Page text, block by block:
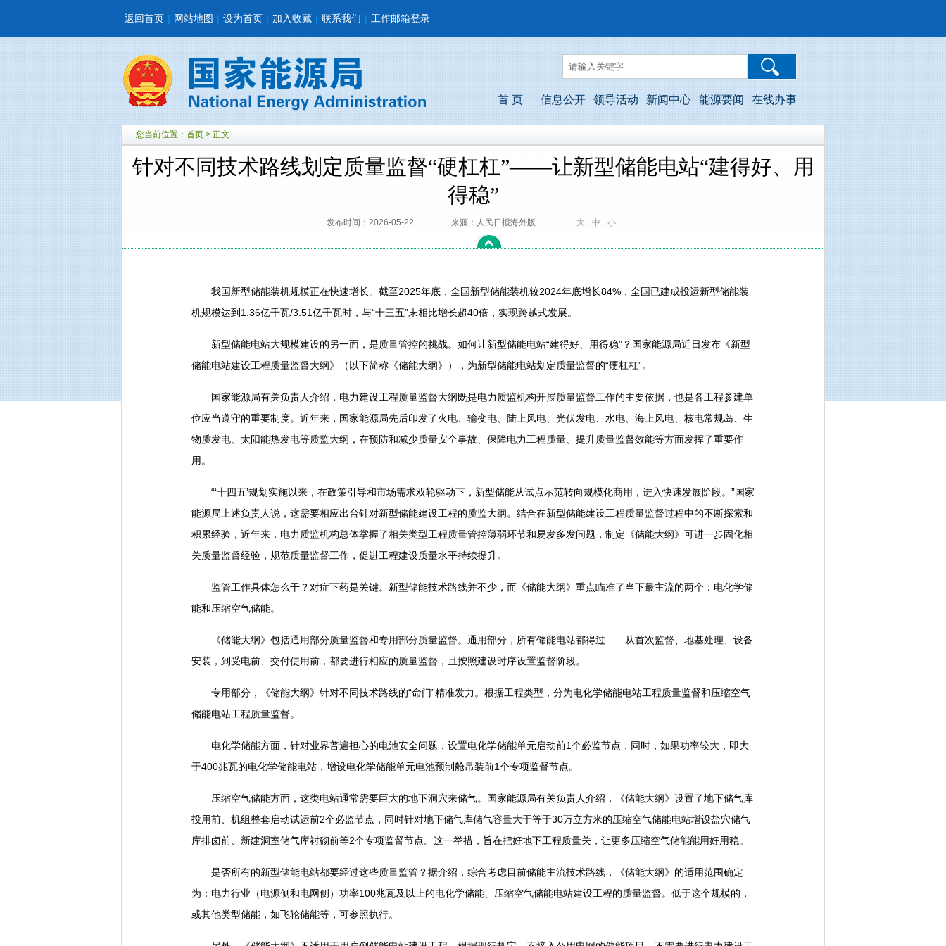
返回首页 | 网站地图 | 设为首页 | 加入收藏 | 联系我们 | 工作邮箱登录
首 页 信息公开 领导活动 新闻中心 能源要闻 在线办事
您当前位置： 首页 > 正文
针对不同技术路线划定质量监督“硬杠杠”——让新型储能电站“建得好、用
得稳”
发布时间：2026-05-22 来源：人民日报海外版 大 中 小
我国新型储能装机规模正在快速增长。截至2025年底，全国新型储能装机较2024年底增长84%，全国已建成投运新型储能装
机规模达到1.36亿千瓦/3.51亿千瓦时，与“十三五”末相比增长超40倍，实现跨越式发展。
新型储能电站大规模建设的另一面，是质量管控的挑战。如何让新型储能电站“建得好、用得稳”？国家能源局近日发布《新型
储能电站建设工程质量监督大纲》（以下简称《储能大纲》），为新型储能电站划定质量监督的“硬杠杠”。
国家能源局有关负责人介绍，电力建设工程质量监督大纲既是电力质监机构开展质量监督工作的主要依据，也是各工程参建单
位应当遵守的重要制度。近年来，国家能源局先后印发了火电、输变电、陆上风电、光伏发电、水电、海上风电、核电常规岛、生
物质发电、太阳能热发电等质监大纲，在预防和减少质量安全事故、保障电力工程质量、提升质量监督效能等方面发挥了重要作
用。
“‘十四五’规划实施以来，在政策引导和市场需求双轮驱动下，新型储能从试点示范转向规模化商用，进入快速发展阶段。”国家
能源局上述负责人说，这需要相应出台针对新型储能建设工程的质监大纲。结合在新型储能建设工程质量监督过程中的不断探索和
积累经验，近年来，电力质监机构总体掌握了相关类型工程质量管控薄弱环节和易发多发问题，制定《储能大纲》可进一步固化相
关质量监督经验，规范质量监督工作，促进工程建设质量水平持续提升。
监管工作具体怎么干？对症下药是关键。新型储能技术路线并不少，而《储能大纲》重点瞄准了当下最主流的两个：电化学储
能和压缩空气储能。
《储能大纲》包括通用部分质量监督和专用部分质量监督。通用部分，所有储能电站都得过——从首次监督、地基处理、设备
安装，到受电前、交付使用前，都要进行相应的质量监督，且按照建设时序设置监督阶段。
专用部分，《储能大纲》针对不同技术路线的“命门”精准发力。根据工程类型，分为电化学储能电站工程质量监督和压缩空气
储能电站工程质量监督。
电化学储能方面，针对业界普遍担心的电池安全问题，设置电化学储能单元启动前1个必监节点，同时，如果功率较大，即大
于400兆瓦的电化学储能电站，增设电化学储能单元电池预制舱吊装前1个专项监督节点。
压缩空气储能方面，这类电站通常需要巨大的地下洞穴来储气。国家能源局有关负责人介绍，《储能大纲》设置了地下储气库
投用前、机组整套启动试运前2个必监节点，同时针对地下储气库储气容量大于等于30万立方米的压缩空气储能电站增设盐穴储气
库排卤前、新建洞室储气库衬砌前等2个专项监督节点。这一举措，旨在把好地下工程质量关，让更多压缩空气储能能用好用稳。
是否所有的新型储能电站都要经过这些质量监管？据介绍，综合考虑目前储能主流技术路线，《储能大纲》的适用范围确定
为：电力行业（电源侧和电网侧）功率100兆瓦及以上的电化学储能、压缩空气储能电站建设工程的质量监督。低于这个规模的，
或其他类型储能，如飞轮储能等，可参照执行。